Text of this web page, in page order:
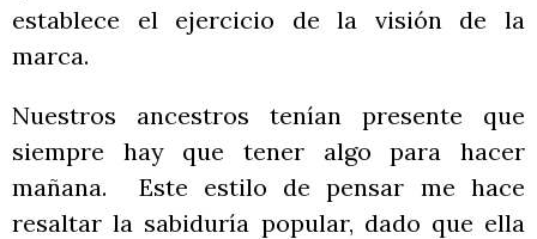
establece el ejercicio de la visión de la
marca.
Nuestros ancestros tenían presente que
siempre hay que tener algo para hacer
mañana. Este estilo de pensar me hace
resaltar la sabiduría popular, dado que ella